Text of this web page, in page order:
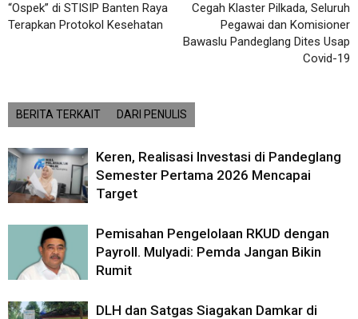
“Ospek” di STISIP Banten Raya
Terapkan Protokol Kesehatan
Cegah Klaster Pilkada, Seluruh
Pegawai dan Komisioner
Bawaslu Pandeglang Dites Usap
Covid-19
BERITA TERKAIT DARI PENULIS
Keren, Realisasi Investasi di Pandeglang
Semester Pertama 2026 Mencapai
Target
Pemisahan Pengelolaan RKUD dengan
Payroll. Mulyadi: Pemda Jangan Bikin
Rumit
DLH dan Satgas Siagakan Damkar di